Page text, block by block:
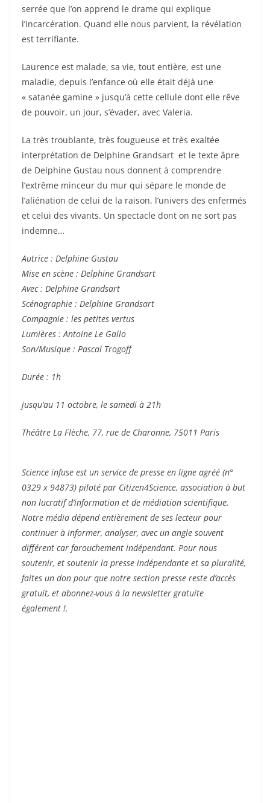
serrée que l’on apprend le drame qui explique
l’incarcération. Quand elle nous parvient, la révélation
est terrifiante.
Laurence est malade, sa vie, tout entière, est une
maladie, depuis l’enfance où elle était déjà une
« satanée gamine » jusqu’à cette cellule dont elle rêve
de pouvoir, un jour, s’évader, avec Valeria.
La très troublante, très fougueuse et très exaltée
interprétation de Delphine Grandsart et le texte âpre
de Delphine Gustau nous donnent à comprendre
l’extrême minceur du mur qui sépare le monde de
l’aliénation de celui de la raison, l’univers des enfermés
et celui des vivants. Un spectacle dont on ne sort pas
indemne…
Autrice : Delphine Gustau
Mise en scène : Delphine Grandsart
Avec : Delphine Grandsart
Scénographie : Delphine Grandsart
Compagnie : les petites vertus
Lumières : Antoine Le Gallo
Son/Musique : Pascal Trogoff
Durée : 1h
jusqu’au 11 octobre, le samedi à 21h
Théâtre La Flèche, 77, rue de Charonne, 75011 Paris
Science infuse est un service de presse en ligne agréé (n°
0329 x 94873) piloté par Citizen4Science, association à but
non lucratif d’information et de médiation scientifique.
Notre média dépend entièrement de ses lecteur pour
continuer à informer, analyser, avec un angle souvent
différent car farouchement indépendant. Pour nous
soutenir, et soutenir la presse indépendante et sa pluralité,
faites un don pour que notre section presse reste d’accès
gratuit, et abonnez-vous à la newsletter gratuite
également !.